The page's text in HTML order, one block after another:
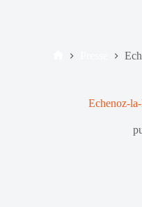
Echenoz-